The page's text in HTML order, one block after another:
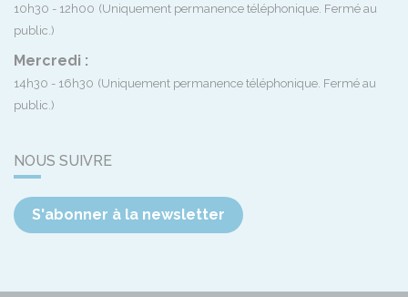
10h30 - 12h00 (Uniquement permanence téléphonique. Fermé au
public.)
Mercredi :
14h30 - 16h30 (Uniquement permanence téléphonique. Fermé au
public.)
NOUS SUIVRE
S'abonner à la newsletter